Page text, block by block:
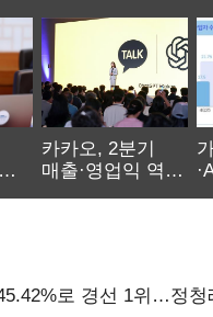
카카오, 2분기
매출·영업익 역대
로 경선 1위…정청